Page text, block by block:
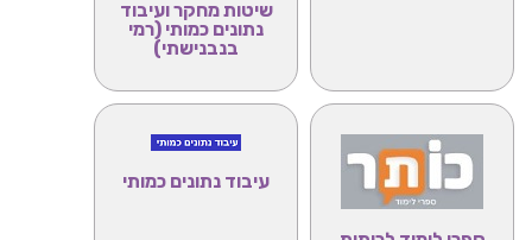
שיטות מחקר ועיבוד
נתונים כמותי (רמי
בנבנישתי)
עיבוד נתונים כמותי